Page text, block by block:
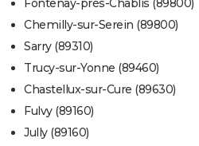
Fontenay-près-Chablis (89800)
Chemilly-sur-Serein (89800)
Sarry (89310)
Trucy-sur-Yonne (89460)
Chastellux-sur-Cure (89630)
Fulvy (89160)
Jully (89160)